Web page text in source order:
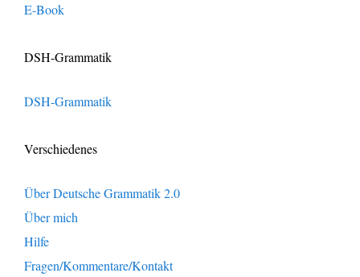
E-Book
DSH-Grammatik
DSH-Grammatik
Verschiedenes
Über Deutsche Grammatik 2.0
Über mich
Hilfe
Fragen/Kommentare/Kontakt